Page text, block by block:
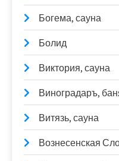
Богема, сауна
Болид
Виктория, сауна
Виноградаръ,
Витязь, сауна
Вознесенская